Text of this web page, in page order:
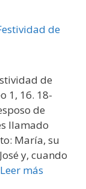
de
1, 16. 18-
de
llamado
María, su
y, cuando
Leer más